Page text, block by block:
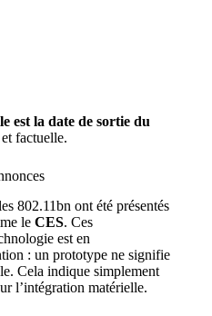
est la date de sortie du
factuelle.
802.11bn ont été présentés
le CES. Ces
est en
: un prototype ne signifie
Cela indique simplement
l’intégration matérielle.